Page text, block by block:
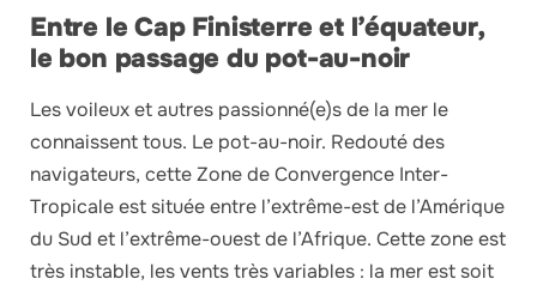
Entre le Cap Finisterre et l’équateur,
le bon passage du pot-au-noir
Les voileux et autres passionné(e)s de la mer le
connaissent tous. Le pot-au-noir. Redouté des
navigateurs, cette Zone de Convergence Inter-
Tropicale est située entre l’extrême-est de l’Amérique
du Sud et l’extrême-ouest de l’Afrique. Cette zone est
très instable, les vents très variables : la mer est soit